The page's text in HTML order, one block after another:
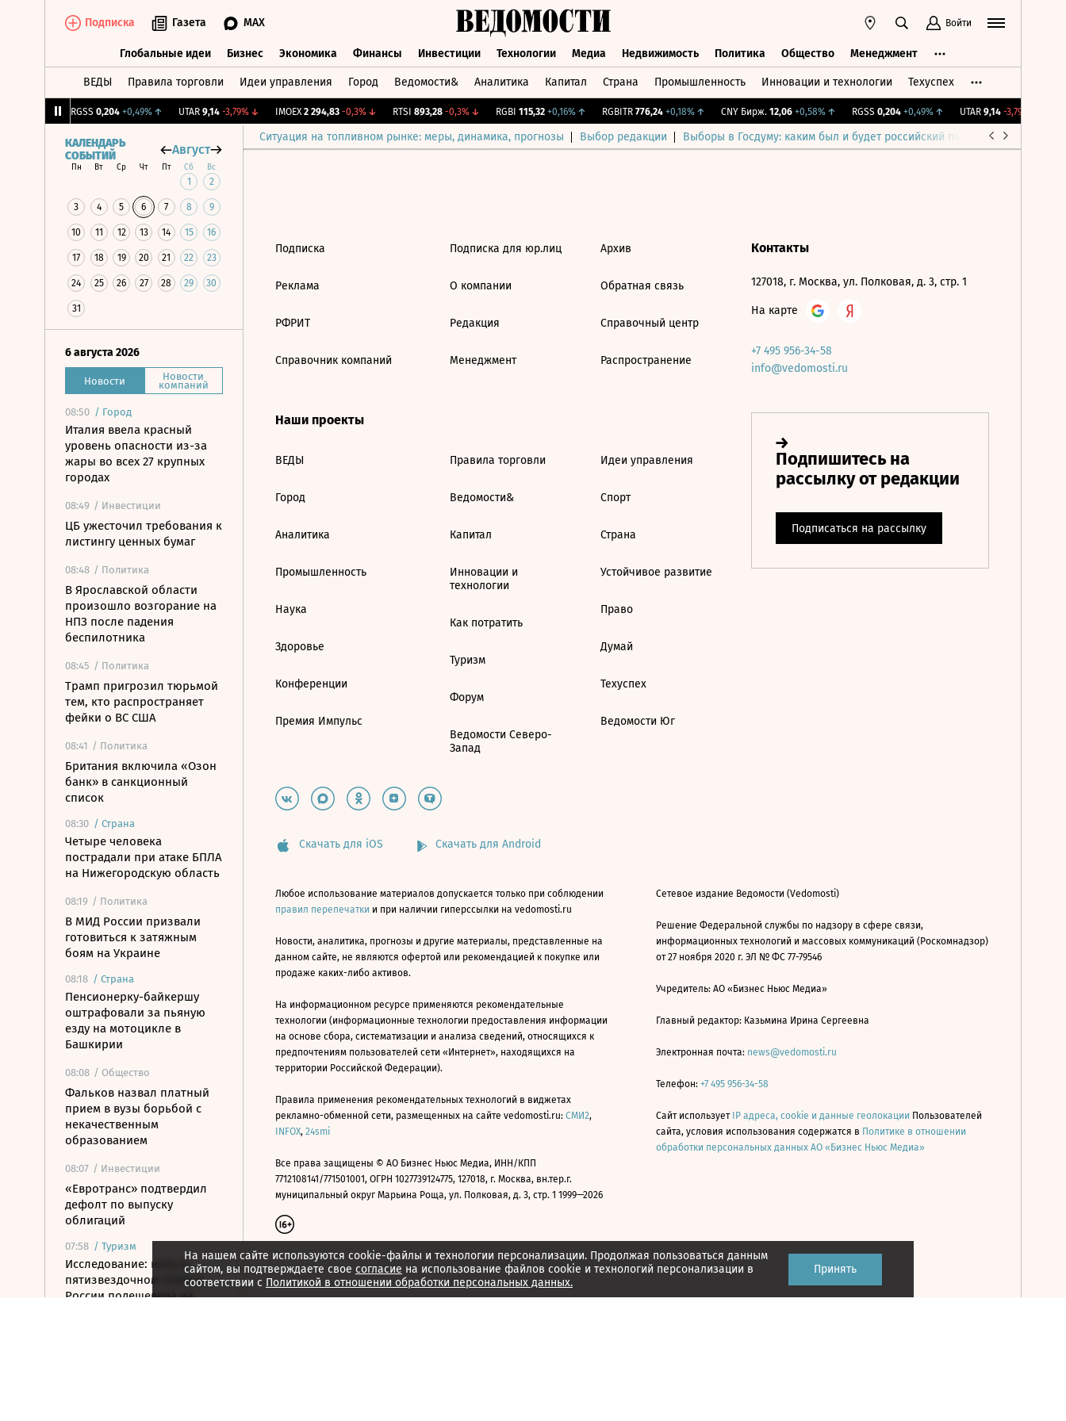
Подписка Газета MAX Войти
Глобальные идеи Бизнес Экономика Финансы Инвестиции Технологии Медиа Недвижимость Политика Общество Менеджмент
ВЕДЫ Правила торговли Идеи управления Город Ведомости& Аналитика Капитал Страна Промышленность Инновации и технологии Техуспех
RGSS 0,204 +0,49%↑ UTAR 9,14 -3,79%↓ IMOEX 2 294,83 -0,3%↓ RTSI 893,28 -0,3%↓ RGBI 115,32 +0,16%↑ RGBITR 776,24 +0,18%↑ CNY Бирж. 12,06 +0,58%↑ RGSS 0,204 +0,49%↑ UTAR 9,14 -3,79%
Ситуация на топливном рынке: меры, динамика, прогнозы Выбор редакции Выборы в Госдуму: каким был и будет российский парламент
КАЛЕНДАРЬ
СОБЫТИЙ
Август
Пн Вт Ср Чт Пт Сб Вс
1 2
3 4 5 6 7 8 9
10 11 12 13 14 15 16
17 18 19 20 21 22 23
24 25 26 27 28 29 30
31
6 августа 2026
Новости Новости
компаний
08:50 / Город
Италия ввела красный
уровень опасности из-за
жары во всех 27 крупных
городах
08:49 / Инвестиции
ЦБ ужесточил требования к
листингу ценных бумаг
08:48 / Политика
В Ярославской области
произошло возгорание на
НПЗ после падения
беспилотника
08:45 / Политика
Трамп пригрозил тюрьмой
тем, кто распространяет
фейки о ВС США
08:41 / Политика
Британия включила «Озон
банк» в санкционный
список
08:30 / Страна
Четыре человека
пострадали при атаке БПЛА
на Нижегородскую область
08:19 / Политика
В МИД России призвали
готовиться к затяжным
боям на Украине
08:18 / Страна
Пенсионерку-байкершу
оштрафовали за пьяную
езду на мотоцикле в
Башкирии
08:08 / Общество
Фальков назвал платный
прием в вузы борьбой с
некачественным
образованием
08:07 / Инвестиции
«Евротранс» подтвердил
дефолт по выпуску
облигаций
07:58 / Туризм
Исследование: ночь в
пятизвездочном отеле в
России подешевела на
На нашем сайте используются cookie-файлы и технологии персонализации. Продолжая пользоваться данным
сайтом, вы подтверждаете свое согласие на использование файлов cookie и технологий персонализации в
соответствии с Политикой в отношении обработки персональных данных.
Принять
Подписка
Реклама
РФРИТ
Справочник компаний
Подписка для юр.лиц
О компании
Редакция
Менеджмент
Архив
Обратная связь
Справочный центр
Распространение
Наши проекты
ВЕДЫ
Город
Аналитика
Промышленность
Наука
Здоровье
Конференции
Премия Импульс
Правила торговли
Ведомости&
Капитал
Инновации и
технологии
Как потратить
Туризм
Форум
Ведомости Северо-
Запад
Идеи управления
Спорт
Страна
Устойчивое развитие
Право
Думай
Техуспех
Ведомости Юг
Контакты
127018, г. Москва, ул. Полковая, д. 3, стр. 1
На карте
+7 495 956-34-58
info@vedomosti.ru
Скачать для iOS Скачать для Android
Любое использование материалов допускается только при соблюдении
правил перепечатки и при наличии гиперссылки на vedomosti.ru
Новости, аналитика, прогнозы и другие материалы, представленные на
данном сайте, не являются офертой или рекомендацией к покупке или
продаже каких-либо активов.
На информационном ресурсе применяются рекомендательные
технологии (информационные технологии предоставления информации
на основе сбора, систематизации и анализа сведений, относящихся к
предпочтениям пользователей сети «Интернет», находящихся на
территории Российской Федерации).
Правила применения рекомендательных технологий в виджетах
рекламно-обменной сети, размещенных на сайте vedomosti.ru: СМИ2,
INFOX, 24smi
Все права защищены © АО Бизнес Ньюс Медиа, ИНН/КПП
7712108141/771501001, ОГРН 1027739124775, 127018, г. Москва, вн.тер.г.
муниципальный округ Марьина Роща, ул. Полковая, д. 3, стр. 1 1999—2026
Сетевое издание Ведомости (Vedomosti)
Решение Федеральной службы по надзору в сфере связи,
информационных технологий и массовых коммуникаций (Роскомнадзор)
от 27 ноября 2020 г. ЭЛ № ФС 77-79546
Учредитель: АО «Бизнес Ньюс Медиа»
Главный редактор: Казьмина Ирина Сергеевна
Электронная почта: news@vedomosti.ru
Телефон: +7 495 956-34-58
Сайт использует IP адреса, cookie и данные геолокации Пользователей
сайта, условия использования содержатся в Политике в отношении
обработки персональных данных АО «Бизнес Ньюс Медиа»